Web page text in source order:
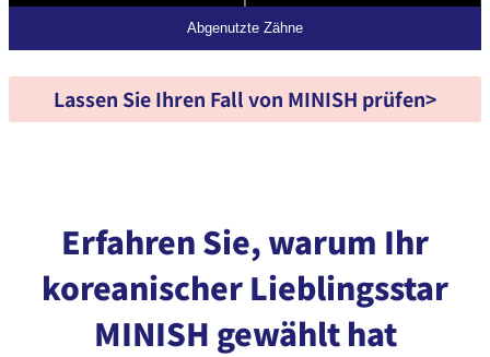
Abgenutzte Zähne
Lassen Sie Ihren Fall von MINISH prüfen>
Erfahren Sie, warum Ihr
koreanischer Lieblingsstar
MINISH gewählt hat